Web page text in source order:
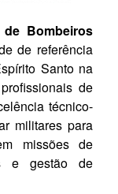
Bombeiros
de referência
Santo na
de
técnico-
militares para
missões de
e gestão de